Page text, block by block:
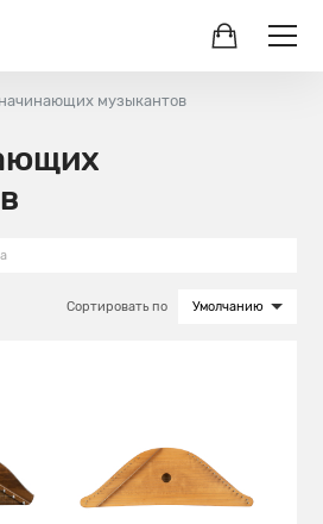
музыкантов
Сортировать по Умолчанию